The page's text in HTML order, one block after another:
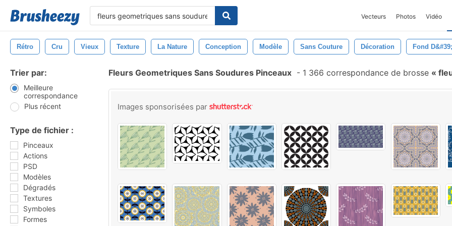
Vecteurs Photos Vidéo
Rétro Cru Vieux Texture La Nature Conception Modèle Sans Couture Décoration Fond
Trier par:
Meilleure
correspondance
Plus récent
Type de fichier :
Pinceaux
Actions
PSD
Modèles
Dégradés
Textures
Symboles
Formes
Fleurs Geometriques Sans Soudures Pinceaux - 1 366 correspondance de brosse
Images sponsorisées par